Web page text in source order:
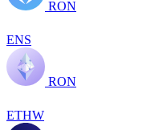
RON
ENS
RON
ETHW